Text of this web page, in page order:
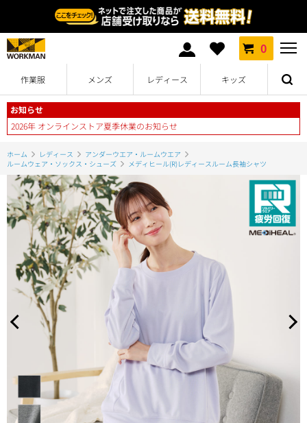
0
作業服 メンズ レディース キッズ
お知らせ
2026年 オンラインストア夏季休業のお知らせ
ホーム レディース
アンダーウエア・ルームウエア
ルームウェア・ソックス・シューズ
メディヒール(R)レディースルーム長袖シャツ